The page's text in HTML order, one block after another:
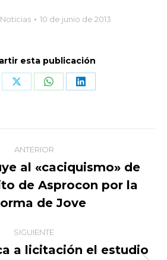
Noticias 10 de junio de 2013
esta publicación
Share Share Share
ANTERIOR
Publicación
anterior:
al «caciquismo» de
de Asprocon por la
de Jove
SIGUIENTE
a licitación el estudio